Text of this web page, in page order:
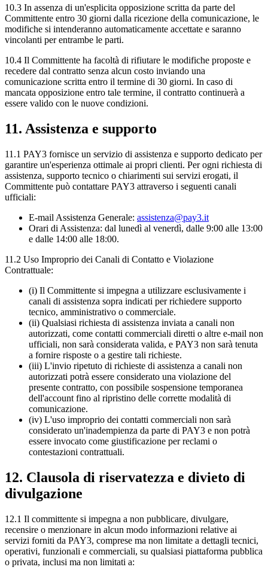
10.3 In assenza di un'esplicita opposizione scritta da parte del
Committente entro 30 giorni dalla ricezione della comunicazione, le
modifiche si intenderanno automaticamente accettate e saranno
vincolanti per entrambe le parti.
10.4 Il Committente ha facoltà di rifiutare le modifiche proposte e
recedere dal contratto senza alcun costo inviando una
comunicazione scritta entro il termine di 30 giorni. In caso di
mancata opposizione entro tale termine, il contratto continuerà a
essere valido con le nuove condizioni.
11. Assistenza e supporto
11.1 PAY3 fornisce un servizio di assistenza e supporto dedicato per
garantire un'esperienza ottimale ai propri clienti. Per ogni richiesta di
assistenza, supporto tecnico o chiarimenti sui servizi erogati, il
Committente può contattare PAY3 attraverso i seguenti canali
ufficiali:
E-mail Assistenza Generale: assistenza@pay3.it
Orari di Assistenza: dal lunedì al venerdì, dalle 9:00 alle 13:00
e dalle 14:00 alle 18:00.
11.2 Uso Improprio dei Canali di Contatto e Violazione
Contrattuale:
(i) Il Committente si impegna a utilizzare esclusivamente i
canali di assistenza sopra indicati per richiedere supporto
tecnico, amministrativo o commerciale.
(ii) Qualsiasi richiesta di assistenza inviata a canali non
autorizzati, come contatti commerciali diretti o altre e-mail non
ufficiali, non sarà considerata valida, e PAY3 non sarà tenuta
a fornire risposte o a gestire tali richieste.
(iii) L'invio ripetuto di richieste di assistenza a canali non
autorizzati potrà essere considerato una violazione del
presente contratto, con possibile sospensione temporanea
dell'account fino al ripristino delle corrette modalità di
comunicazione.
(iv) L'uso improprio dei contatti commerciali non sarà
considerato un'inadempienza da parte di PAY3 e non potrà
essere invocato come giustificazione per reclami o
contestazioni contrattuali.
12. Clausola di riservatezza e divieto di
divulgazione
12.1 Il committente si impegna a non pubblicare, divulgare,
recensire o menzionare in alcun modo informazioni relative ai
servizi forniti da PAY3, comprese ma non limitate a dettagli tecnici,
operativi, funzionali e commerciali, su qualsiasi piattaforma pubblica
o privata, inclusi ma non limitati a: